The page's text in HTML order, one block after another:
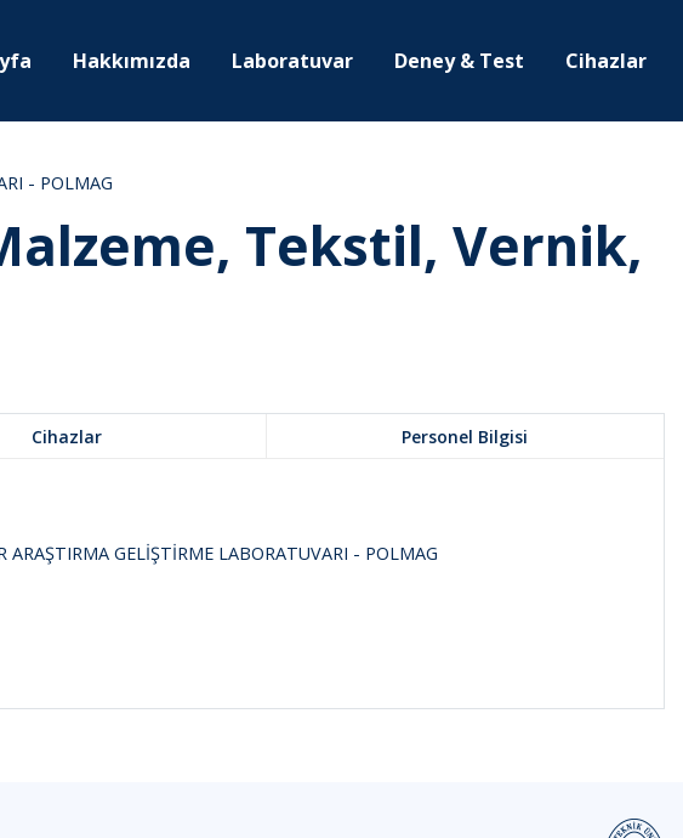
Hakkımızda Laboratuvar Deney & Test Cihazlar
- POLMAG
Tekstil, Vernik,
Cihazlar Personel Bilgisi
ARAŞTIRMA GELİŞTİRME LABORATUVARI - POLMAG